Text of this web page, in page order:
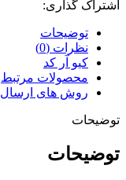
اشتراک گذاری:
توضیحات
نظرات (0)
کیو آر کد
محصولات مرتبط
روش های ارسال
توضیحات
توضیحات